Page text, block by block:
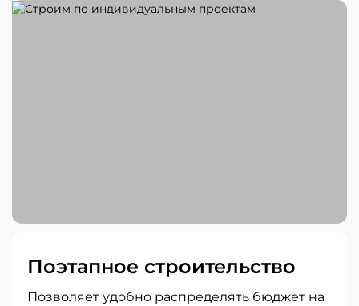
Поэтапное строительство
Позволяет удобно распределять бюджет на